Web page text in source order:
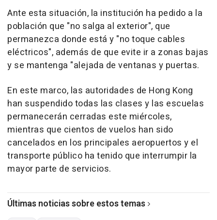
Ante esta situación, la institución ha pedido a la
población que "no salga al exterior", que
permanezca donde está y "no toque cables
eléctricos", además de que evite ir a zonas bajas
y se mantenga "alejada de ventanas y puertas.
En este marco, las autoridades de Hong Kong
han suspendido todas las clases y las escuelas
permanecerán cerradas este miércoles,
mientras que cientos de vuelos han sido
cancelados en los principales aeropuertos y el
transporte público ha tenido que interrumpir la
mayor parte de servicios.
Últimas noticias sobre estos temas